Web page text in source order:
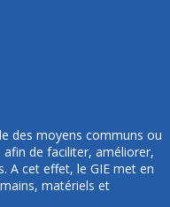
des moyens communs ou
afin de faciliter, améliorer,
A cet effet, le GIE met en
matériels et